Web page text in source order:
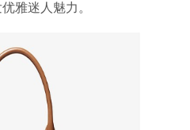
雅迷人魅力。